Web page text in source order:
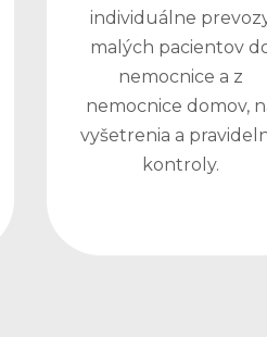
individuálne
malých pacientov
nemocnice a z
nemocnice domov,
vyšetrenia a
kontroly.